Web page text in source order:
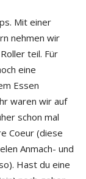
Mit einer
nehmen wir
teil. Für
eine
Essen
waren wir auf
schon mal
Coeur (diese
Anmach- und
Hast du eine